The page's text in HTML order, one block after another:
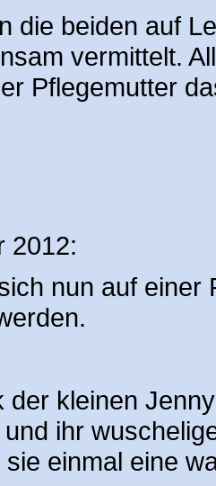
die beiden auf
vermittelt.
Pflegemutter
2012:
nun auf einer
der kleinen
ihr
einmal eine